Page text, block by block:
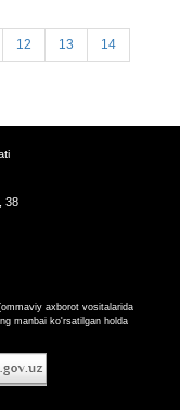
12 13 14
38
axborot vositalarida
manbai ko'rsatilgan holda